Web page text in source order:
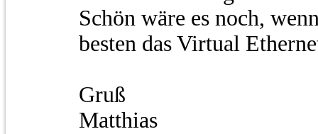
Schön wäre es noch,
besten das Virtual
Gruß
Matthias